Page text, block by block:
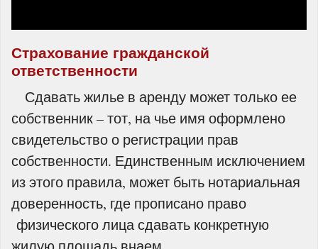
Страхование гражданской
ответственности
Сдавать жилье в аренду может только ее
собственник – тот, на чье имя оформлено
свидетельство о регистрации прав
собственности. Единственным исключением
из этого правила, может быть нотариальная
доверенность, где прописано право
физического лица сдавать конкретную